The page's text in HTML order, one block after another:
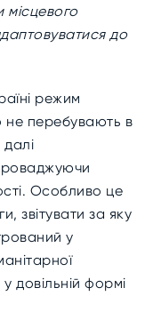
місцевого
до
режим
не перебувають в
Особливо це
звітувати за яку
у
довільній формі